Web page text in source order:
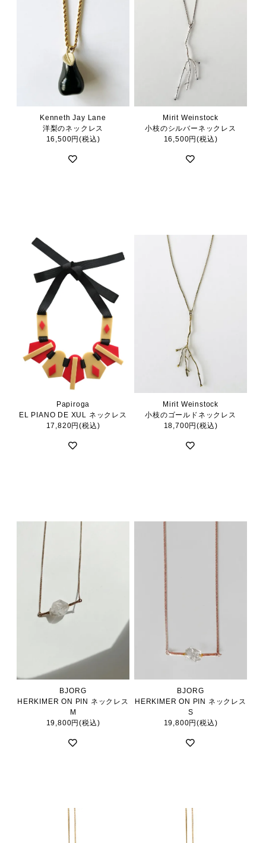
Kenneth Jay Lane
洋梨のネックレス
16,500円(税込)
Mirit Weinstock
小枝のシルバーネックレス
16,500円(税込)
Papiroga
EL PIANO DE XUL ネックレス
17,820円(税込)
Mirit Weinstock
小枝のゴールドネックレス
18,700円(税込)
BJORG
HERKIMER ON PIN ネックレス
M
19,800円(税込)
BJORG
HERKIMER ON PIN ネックレス
S
19,800円(税込)